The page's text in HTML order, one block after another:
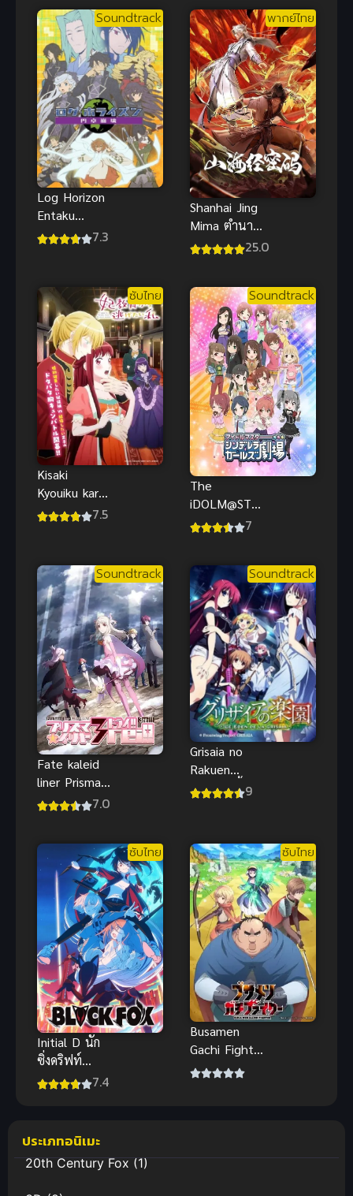
30 ยังซิงกับ
เวทมนตร์ปิ๊ง
รัก Cherry
Magic! Thirty
Years of
Virginity Can
Make You a
Wizard 30 ยัง
ซิงกับเวท
มนตร์ปิ๊งรัก
Soundtrack
Log Horizon
Entaku
Houkai รวม
3
7.3
พากย์ไทย
Shanhai Jing
Mima ตำนาน
ลับแห่งคัมภีร์25.0
ซับไทย
Kisaki
Kyouiku kara
Nigetai
บทเรียนเจ้า
หญิง
7.5
Soundtrack
The
iDOLM@STE
R
Theater ดิ ไอ
ดอลมาสเตอร์
ซินเดอเรลลา
เกิร์ลส์
เธียเตอร์
7
Soundtrack
Fate kaleid
liner Prisma
Illya 3rei!!
ภาค 4
7.0
Soundtrack
Grisaia no
Rakuen
ฮาเร็มในรั้ว9
ซับไทย
Initial D นัก
ซิ่งดริฟท์
สายฟ้า Extra
7.4
ซับไทย
Busamen
Gachi Fighter
ไอ้หน้าปลวก
ประเภทอนิเมะ
20th Century Fox(1)